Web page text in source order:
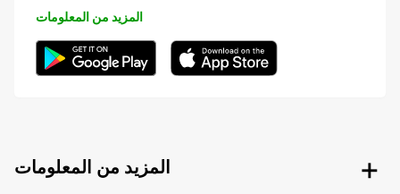
المزيد من المعلومات
المزيد من المعلومات